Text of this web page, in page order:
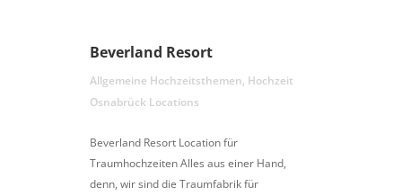
Beverland Resort
Allgemeine Hochzeitsthemen, Hochzeit
Osnabrück Locations
Beverland Resort Location für
Traumhochzeiten Alles aus einer Hand,
denn, wir sind die Traumfabrik für